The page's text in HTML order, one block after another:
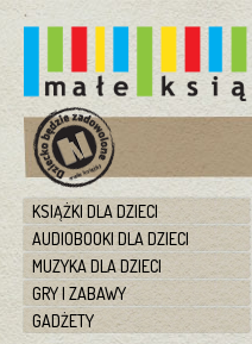
KSIĄŻKI DLA DZIECI
AUDIOBOOKI DLA DZIECI
MUZYKA DLA DZIECI
GRY I ZABAWY
GADŻETY